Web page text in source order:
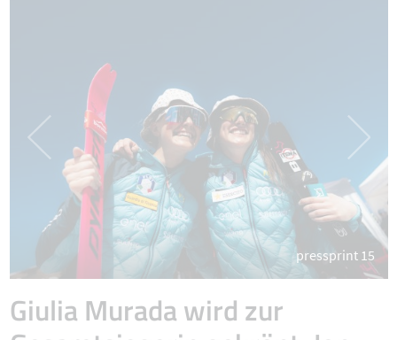
pressprint 15
Giulia Murada wird zur